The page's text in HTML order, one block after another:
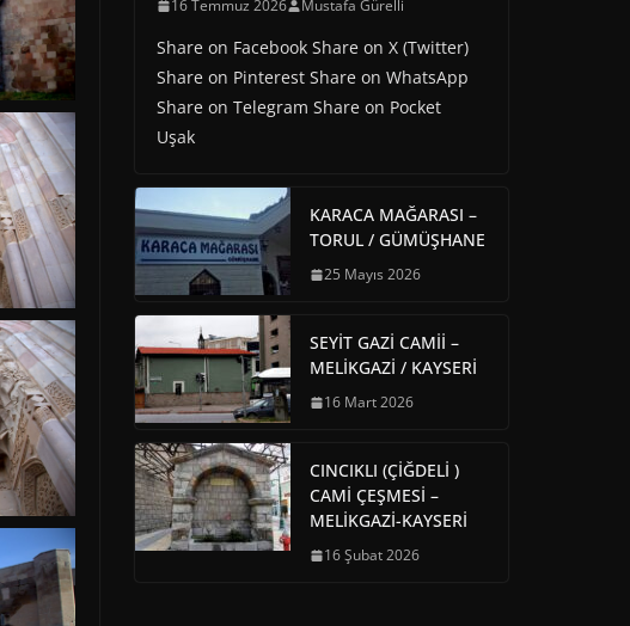
16 Temmuz 2026 Mustafa Gürelli
Share on Facebook Share on X (Twitter)
Share on Pinterest Share on WhatsApp
Share on Telegram Share on Pocket
Uşak
KARACA MAĞARASI –
TORUL / GÜMÜŞHANE
25 Mayıs 2026
SEYİT GAZİ CAMİİ –
MELİKGAZİ / KAYSERİ
16 Mart 2026
CINCIKLI (ÇİĞDELİ )
CAMİ ÇEŞMESİ –
MELİKGAZİ-KAYSERİ
16 Şubat 2026